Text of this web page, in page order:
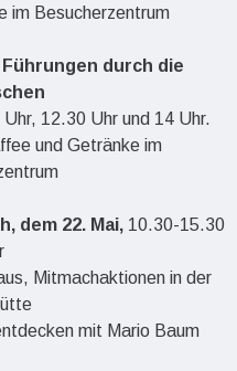
im Besucherzentrum
durch die
12.30 Uhr und 14 Uhr.
und Getränke im
dem 22. Mai,10.30-15.30
Mitmachaktionen in der
mit Mario Baum